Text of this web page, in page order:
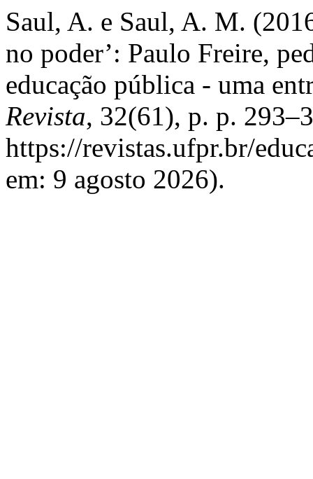
Saul, A. e Saul, A. M.
no poder’: Paulo Freire,
educação pública - uma
Revista, 32(61), p. p.
https://revistas.ufpr.br/
em: 9 agosto 2026).